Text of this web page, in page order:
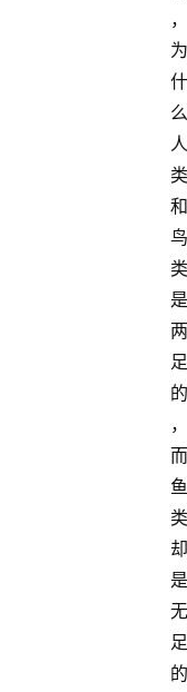
，
为
什
么
人
类
和
鸟
类
是
两
足
的
，
而
鱼
类
却
是
无
足
的